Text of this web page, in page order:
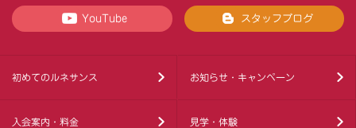
YouTube スタッフブログ
初めてのルネサンス お知らせ・キャンペーン
入会案内・料金 見学・体験